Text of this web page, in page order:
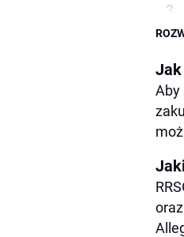
Jak
Aby